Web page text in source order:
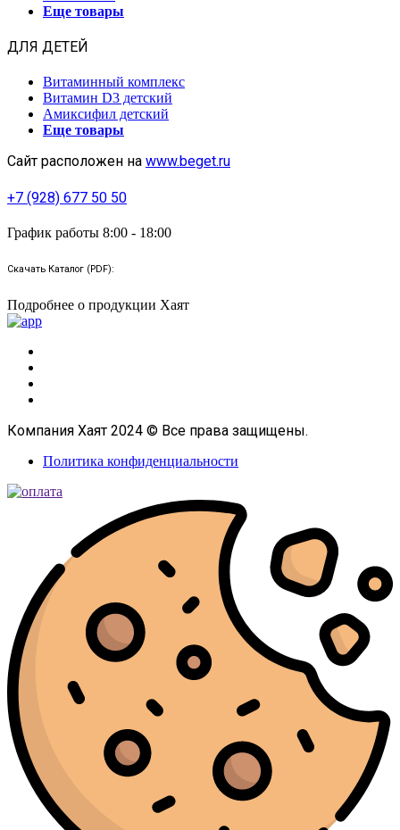
Еще товары
ДЛЯ ДЕТЕЙ
Витаминный комплекс
Витамин D3 детский
Амиксифил детский
Еще товары
Сайт расположен на www.beget.ru
+7 (928) 677 50 50
График работы 8:00 - 18:00
Скачать Каталог (PDF):
Подробнее о продукции Хаят
Компания Хаят 2024 © Все права защищены.
Политика конфиденциальности